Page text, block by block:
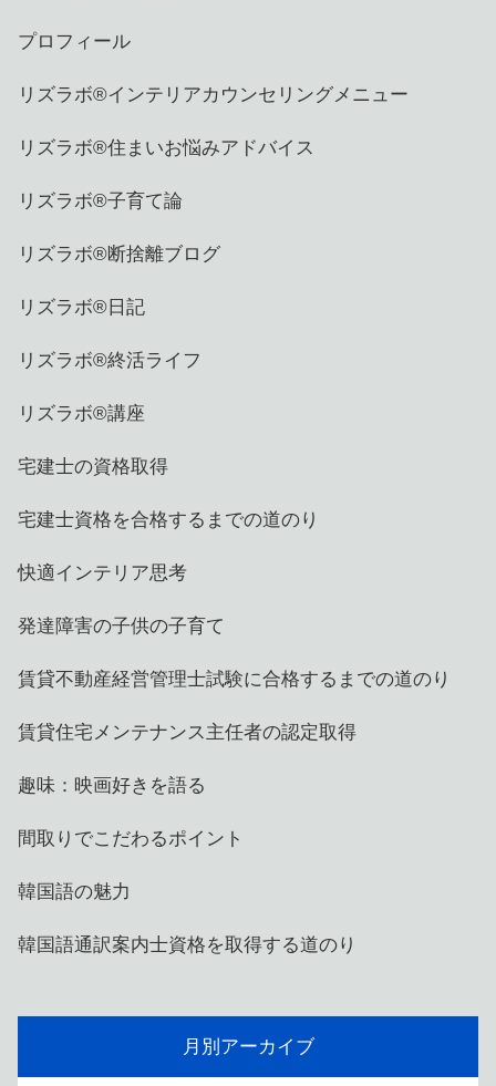
プロフィール
リズラボ®️インテリアカウンセリングメニュー
リズラボ®️住まいお悩みアドバイス
リズラボ®️子育て論
リズラボ®️断捨離ブログ
リズラボ®️日記
リズラボ®️終活ライフ
リズラボ®️講座
宅建士の資格取得
宅建士資格を合格するまでの道のり
快適インテリア思考
発達障害の子供の子育て
賃貸不動産経営管理士試験に合格するまでの道のり
賃貸住宅メンテナンス主任者の認定取得
趣味：映画好きを語る
間取りでこだわるポイント
韓国語の魅力
韓国語通訳案内士資格を取得する道のり
月別アーカイブ